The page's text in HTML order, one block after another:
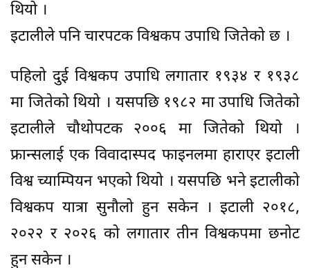
थियो ।
इटालीले पनि चारपटक विश्वकप उपाधि जितेको छ ।
पहिलो दुई विश्वकप उपाधि लगातार १९३४ र १९३८
मा जितेको थियो । यसपछि १९८२ मा उपाधि जितेको
इटालीले चौथोपटक २००६ मा जितेको थियो ।
फ्रान्सलाई एक विवादास्पद फाइनलमा हाराएर इटाली
विश्व च्याम्पियन भएको थियो । यसपछि भने इटालीको
विश्वकप यात्रा सुनौलो हुन सकेन । इटाली २०१८,
२०२२ र २०२६ को लगातार तीन विश्वकपमा छनोट
हुन सकेन ।